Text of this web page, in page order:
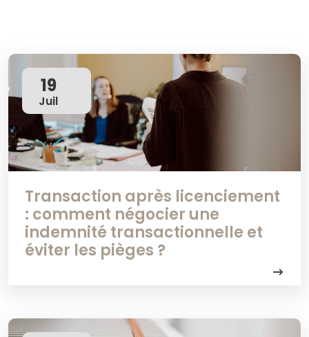
Transaction après licenciement
: comment négocier une
indemnité transactionnelle et
éviter les pièges ?
19
Juil